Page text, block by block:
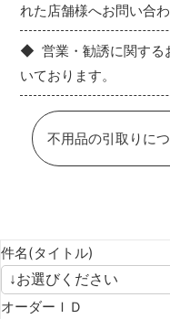
れた店舗様へお問い合わ
営業・勧誘に関す
いております。
不用品の引取りに
件名(タイトル)
オーダーＩＤ